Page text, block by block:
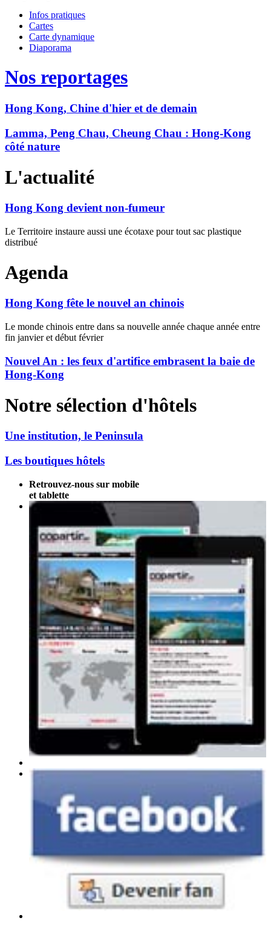
Infos pratiques
Cartes
Carte dynamique
Diaporama
Nos reportages
Hong Kong, Chine d'hier et de demain
Lamma, Peng Chau, Cheung Chau : Hong-Kong
côté nature
L'actualité
Hong Kong devient non-fumeur
Le Territoire instaure aussi une écotaxe pour tout sac plastique
distribué
Agenda
Hong Kong fête le nouvel an chinois
Le monde chinois entre dans sa nouvelle année chaque année entre
fin janvier et début février
Nouvel An : les feux d'artifice embrasent la baie de
Hong-Kong
Notre sélection d'hôtels
Une institution, le Peninsula
Les boutiques hôtels
Retrouvez-nous sur mobile
et tablette